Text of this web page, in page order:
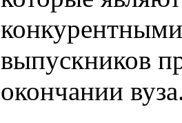
выпускников
окончании